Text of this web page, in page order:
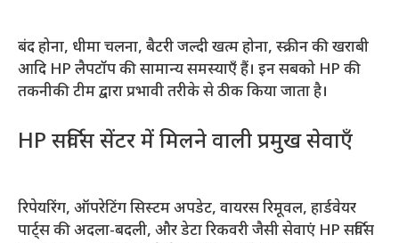
बंद होना, धीमा चलना, बैटरी जल्दी खत्म होना, स्क्रीन की खराबी
आदि HP लैपटॉप की सामान्य समस्याएँ हैं। इन सबको HP की
तकनीकी टीम द्वारा प्रभावी तरीके से ठीक किया जाता है।
HP सर्विस सेंटर में मिलने वाली प्रमुख सेवाएँ
रिपेयरिंग, ऑपरेटिंग सिस्टम अपडेट, वायरस रिमूवल, हार्डवेयर
पार्ट्स की अदला-बदली, और डेटा रिकवरी जैसी सेवाएं HP सर्विस